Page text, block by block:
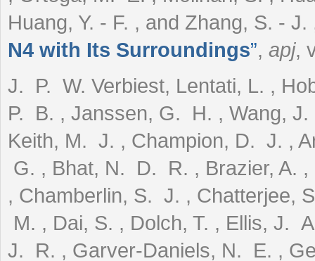
Huang, Y. - F. , and Zhang, S. - J.
N4 with Its Surroundings”, apj,
J. P. W. Verbiest, Lentati, L. ,
P. B. , Janssen, G. H. , Wang,
Keith, M. J. , Champion, D. J. ,
G. , Bhat, N. D. R. , Brazier, A. ,
, Chamberlin, S. J. , Chatterjee,
M. , Dai, S. , Dolch, T. , Ellis, J.
J. R. , Garver-Daniels, N. E. ,